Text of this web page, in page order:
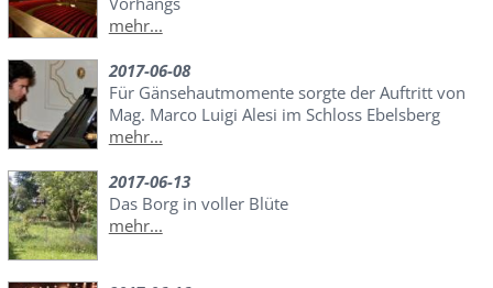
mehr...
2017-06-08
Für Gänsehautmomente sorgte der Auftritt von
Mag. Marco Luigi Alesi im Schloss Ebelsberg
mehr...
2017-06-13
Das Borg in voller Blüte
mehr...